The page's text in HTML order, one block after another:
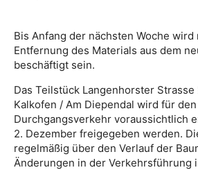
Bis Anfang der nächsten Woche wird
Entfernung des Materials aus dem
beschäftigt sein.
Das Teilstück Langenhorster
Kalkofen / Am Diependal wird für den
Durchgangsverkehr voraussichtlich
2. Dezember freigegeben werden.
regelmäßig über den Verlauf der
Änderungen in der Verkehrsführung